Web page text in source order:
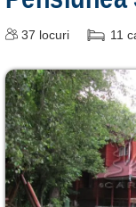
37 locuri 11